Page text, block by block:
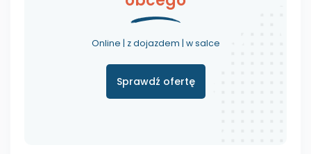
Online | z dojazdem | w salce
Sprawdź ofertę